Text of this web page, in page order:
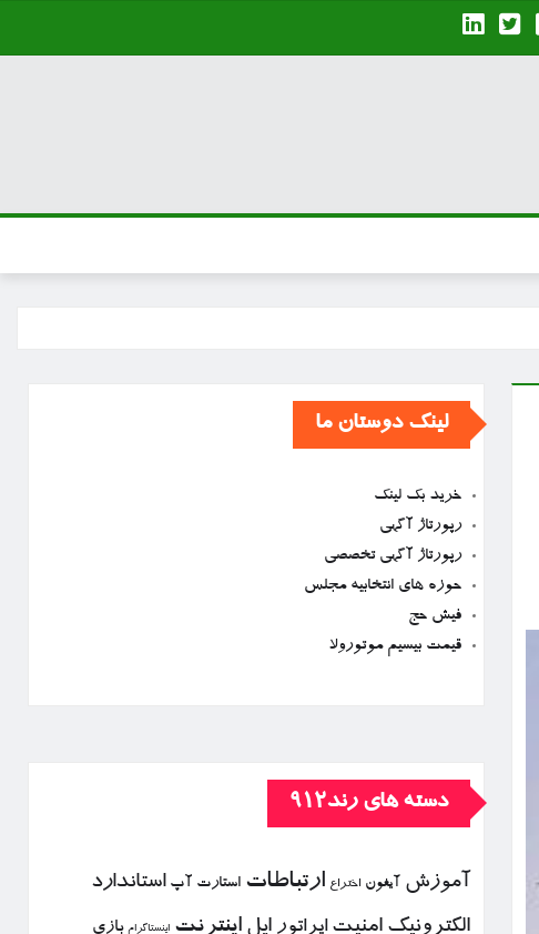
لینک دوستان ما
خرید بک لینک
رپورتاژ آگهی
رپورتاژ آگهی تخصصی
حوزه های انتخابیه مجلس
فیش حج
قیمت بیسیم موتورولا
دسته های رند912
آموزش آیفون اختراع ارتباطات استارت آپ استاندارد
الكترونیك امنیت اپراتور اپل اینترنت اینستاگرام بازی